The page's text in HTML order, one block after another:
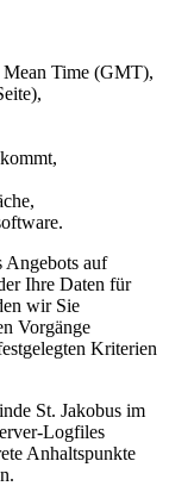
Time (GMT),
Angebots auf
Ihre Daten für
wir Sie
Vorgänge
Kriterien
St. Jakobus im
Logfiles
Anhaltspunkte